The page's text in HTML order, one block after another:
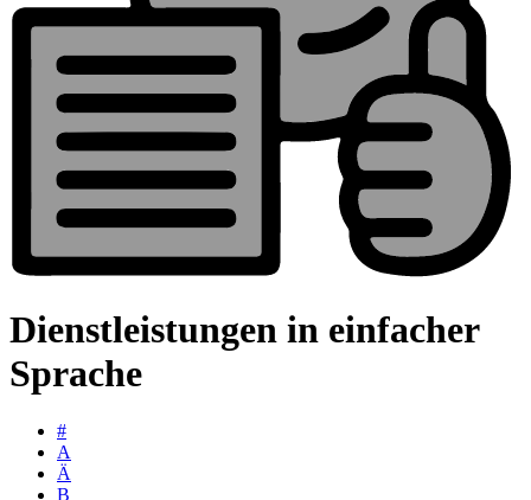
Dienstleistungen in einfacher
Sprache
#
A
Ä
B